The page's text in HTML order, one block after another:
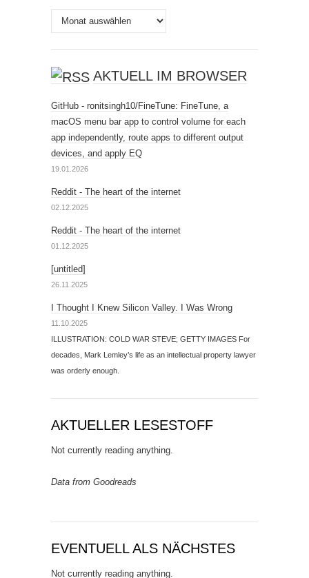
Archiv
AKTUELL IM BROWSER
GitHub - ronitsingh10/FineTune: FineTune, a
macOS menu bar app to control volume for each
app independently, route apps to different output
devices, and apply EQ
19.01.2026
Reddit - The heart of the internet
02.12.2025
Reddit - The heart of the internet
01.12.2025
[untitled]
26.11.2025
I Thought I Knew Silicon Valley. I Was Wrong
11.10.2025
ILLUSTRATION: COLD WAR STEVE; GETTY IMAGES For
decades, Mark Lemley’s life as an intellectual property lawyer
was orderly enough.
AKTUELLER LESESTOFF
Not currently reading anything.
Data from Goodreads
EVENTUELL ALS NÄCHSTES
Not currently reading anything.